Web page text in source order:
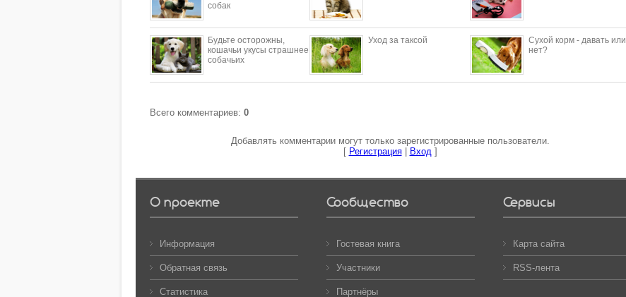
собак
Будьте осторожны,
кошачьи укусы страшнее
собачьих
Уход за таксой
Сухой корм - давать или
нет?
Всего комментариев: 0
Добавлять комментарии могут только зарегистрированные пользователи.
[ Регистрация| Вход ]
О проекте
Информация
Обратная связь
Статистика
Сообщество
Гостевая книга
Участники
Партнёры
Сервисы
Карта сайта
RSS-лента